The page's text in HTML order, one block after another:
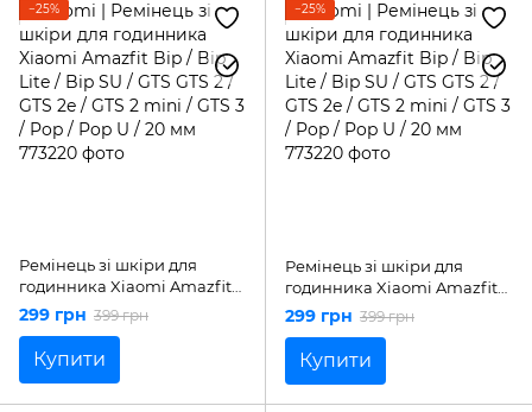
−25%
Ремінець зі шкіри для
годинника Xiaomi Amazfit
Bip / Bip Lite / Bip SU / GTS
GTS 2 / GTS 2e / GTS 2 mini /
GTS 3 / Pop / Pop U / 20 мм
299 грн 399 грн
Купити
−25%
Ремінець зі шкіри для
годинника Xiaomi Amazfit
Bip / Bip Lite / Bip SU / GTS
GTS 2 / GTS 2e / GTS 2 mini /
GTS 3 / Pop / Pop U / 20 мм
299 грн 399 грн
Купити